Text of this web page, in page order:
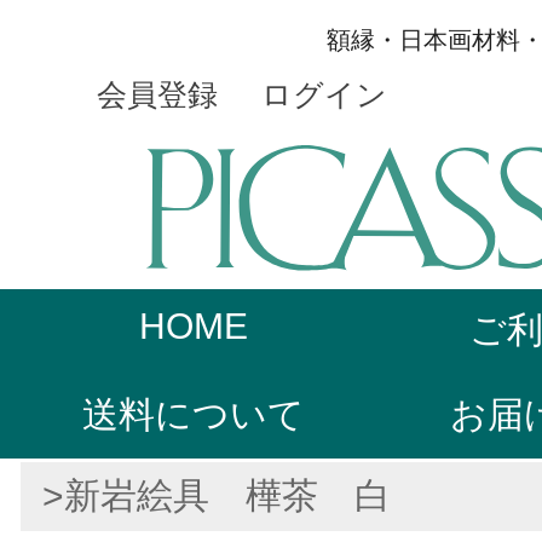
額縁・日本画材料
会員登録 ログイン
HOME ご
送料について お届
>新岩絵具 樺茶 白